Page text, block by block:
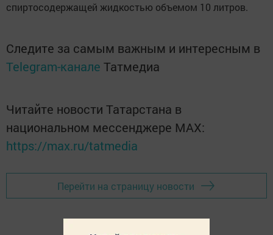
спиртосодержащей жидкостью объемом 10 литров.
Следите за самым важным и интересным в
Telegram-канале Татмедиа
Читайте новости Татарстана в
национальном мессенджере MАХ:
https://max.ru/tatmedia
Перейти на страницу новости